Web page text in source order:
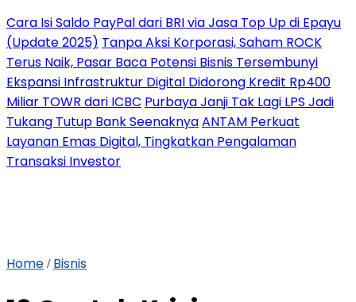
Cara Isi Saldo PayPal dari BRI via Jasa Top Up di Epayu
(Update 2025) Tanpa Aksi Korporasi, Saham ROCK
Terus Naik, Pasar Baca Potensi Bisnis Tersembunyi
Ekspansi Infrastruktur Digital Didorong Kredit Rp400
Miliar TOWR dari ICBC Purbaya Janji Tak Lagi LPS Jadi
Tukang Tutup Bank SeenaknyaANTAM Perkuat
Layanan Emas Digital, Tingkatkan Pengalaman
Transaksi Investor
Home / Bisnis